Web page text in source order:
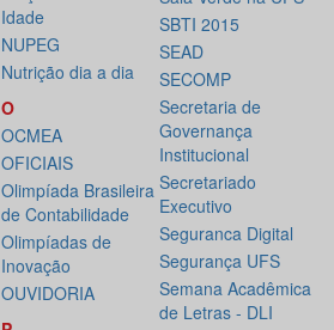
Idade
NUPEG
Nutrição dia a dia
O
OCMEA
OFICIAIS
Olimpíada Brasileira
de Contabilidade
Olimpíadas de
Inovação
OUVIDORIA
SBTI 2015
SEAD
SECOMP
Secretaria de
Governança
Institucional
Secretariado
Executivo
Seguranca Digital
Segurança UFS
Semana Acadêmica
de Letras - DLI